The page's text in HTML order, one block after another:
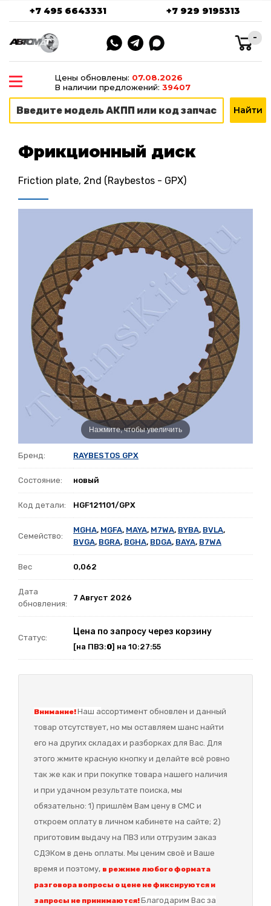
+7 495 6643331 +7 929 9195313
-
Цены обновлены: 07.08.2026
В наличии предложений: 39407
Фрикционный диск
Friction plate, 2nd (Raybestos - GPX)
Нажмите, чтобы увеличить
Бренд: RAYBESTOS GPX
Состояние: новый
Код детали: HGF121101/GPX
Семейство:
MGHA, MGFA, MAYA, M7WA, BYBA, BVLA,
BVGA, BGRA, BGHA, BDGA, BAYA, B7WA
Вес 0,062
Дата
обновления:
7 Август 2026
Статус:
Цена по запросу через корзину
[на ПВЗ:0] на 10:27:55
Внимание!Наш ассортимент обновлен и данный
товар отсутствует, но мы оставляем шанс найти
его на других складах и разборках для Вас. Для
этого жмите красную кнопку и делайте всё ровно
так же как и при покупке товара нашего наличия
и при удачном результате поиска, мы
обязательно: 1) пришлём Вам цену в СМС и
откроем оплату в личном кабинете на сайте; 2)
приготовим выдачу на ПВЗ или отгрузим заказ
СДЭКом в день оплаты. Мы ценим своё и Ваше
время и поэтому, в режиме любого формата
разговора вопросы о цене не фиксируются и
запросы не принимаются!Благодарим Вас за